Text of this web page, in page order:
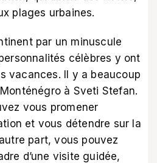
plages urbaines.
par un minuscule
célèbres y ont
vacances. Il y a beaucoup
à Sveti Stefan.
vous promener
et vous détendre sur la
part, vous pouvez
d’une visite guidée,